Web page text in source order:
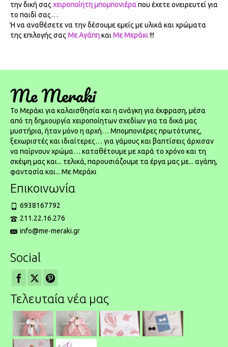
την δική σας χειροποίητη μπομπονιέραπου έχετε ονειρευτεί για
το παιδί σας…
Ή να αναθέσετε να την δέσουμε εμείς με υλικά και χρώματα
της επιλογής σας Με Αγάπηκαι Με Μεράκι!!!
Me Meraki
To Μεράκι για καλαισθησία και η ανάγκη για έκφραση, μέσα
από τη δημιουργία χειροποίητων σχεδίων για τα δικά μας
μυστήρια, ήταν μόνο η αρχή… Μπομπονιέρες πρωτότυπες,
ξεχωριστές και ιδιαίτερες… για γάμους και βαπτίσεις άρχισαν
να παίρνουν χρώμα… καταθέτουμε με χαρά το χρόνο και τη
σκέψη μας και... τελικά, παρουσιάζουμε τα έργα μας με... αγάπη,
φαντασία και... Με Μεράκι
Επικοινωνία
6938167792
211.22.16.276
info@me-meraki.gr
Social
Τελευταία νέα μας